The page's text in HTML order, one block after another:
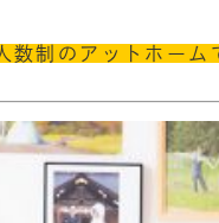
数制のアットホーム